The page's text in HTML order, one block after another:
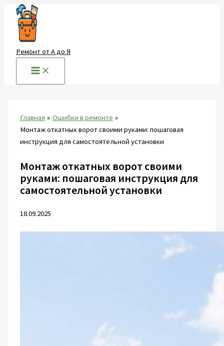
Перейти
содержимому
Ремонт от А до Я
Главная
Ошибки в ремонте
Монтаж откатных ворот своими руками: пошаговая
инструкция для самостоятельной установки
Монтаж откатных ворот своими
руками: пошаговая инструкция для
самостоятельной установки
18.09.2025